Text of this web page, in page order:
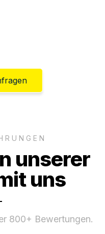
unserer
uns
800+ Bewertungen.